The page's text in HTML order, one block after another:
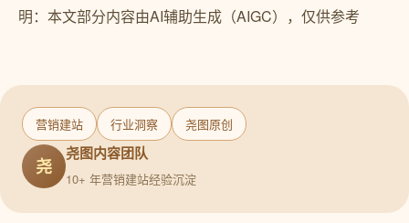
明：本文部分内容由AI辅助生成（AIGC），仅供参考
营销建站 行业洞察 尧图原创
尧
尧图内容团队
10+ 年营销建站经验沉淀